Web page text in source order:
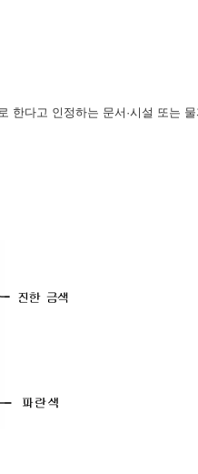
한다고 인정하는 문서·시설 또는